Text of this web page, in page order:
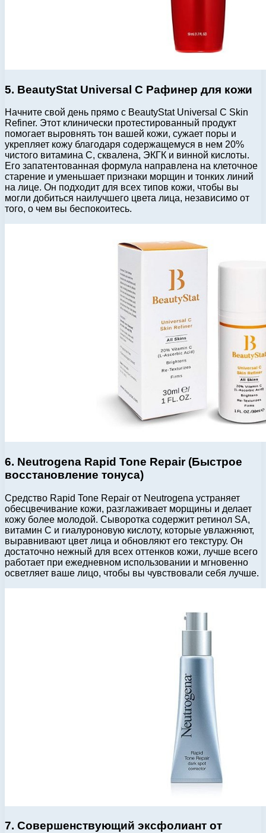
5. BeautyStat Universal C Рафинер для кожи
Начните свой день прямо с BeautyStat Universal C Skin
Refiner. Этот клинически протестированный продукт
помогает выровнять тон вашей кожи, сужает поры и
укрепляет кожу благодаря содержащемуся в нем 20%
чистого витамина С, сквалена, ЭКГК и винной кислоты.
Его запатентованная формула направлена ​​на клеточное
старение и уменьшает признаки морщин и тонких линий
на лице. Он подходит для всех типов кожи, чтобы вы
могли добиться наилучшего цвета лица, независимо от
того, о чем вы беспокоитесь.
6. Neutrogena Rapid Tone Repair (Быстрое
восстановление тонуса)
Средство Rapid Tone Repair от Neutrogena устраняет
обесцвечивание кожи, разглаживает морщины и делает
кожу более молодой. Сыворотка содержит ретинол SA,
витамин C и гиалуроновую кислоту, которые увлажняют,
выравнивают цвет лица и обновляют его текстуру. Он
достаточно нежный для всех оттенков кожи, лучше всего
работает при ежедневном использовании и мгновенно
осветляет ваше лицо, чтобы вы чувствовали себя лучше.
7. Совершенствующий эксфолиант от